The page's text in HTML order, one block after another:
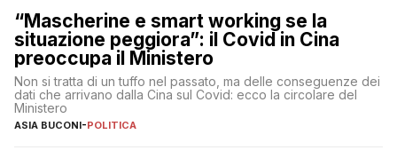
“Mascherine e smart working se la
situazione peggiora”: il Covid in Cina
preoccupa il Ministero
Non si tratta di un tuffo nel passato, ma delle conseguenze dei
dati che arrivano dalla Cina sul Covid: ecco la circolare del
Ministero
ASIA BUCONI-POLITICA